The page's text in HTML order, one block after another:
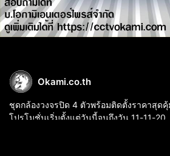
Okami.co.th
ชุดกล้องวงจรปิด 4 ตัวพร้อมติดตั้งราคาสุดคุ้
โปรโมชั่นเริ่มตั้งแต่วันนี้จนถึงวัน 11-11-20
💥ดูผ่านมือถือได้เพียงแสกนคิวอาร์โค๊ตผ่าน